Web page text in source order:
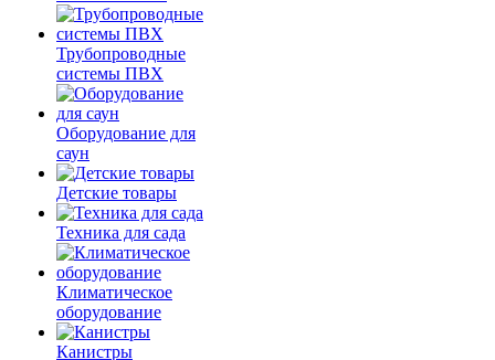
Трубопроводные
системы ПВХ
Оборудование для
саун
Детские товары
Техника для сада
Климатическое
оборудование
Канистры